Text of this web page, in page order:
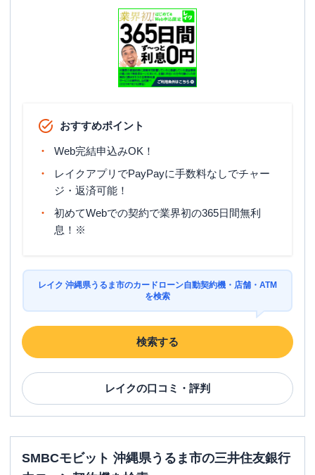
おすすめポイント
Web完結申込みOK！
レイクアプリでPayPayに手数料なしでチャー
ジ・返済可能！
初めてWebでの契約で業界初の365日間無利
息！※
レイク 沖縄県うるま市のカードローン自動契約機・店舗・ATM
を検索
検索する
レイクの口コミ・評判
SMBCモビット 沖縄県うるま市の三井住友銀行